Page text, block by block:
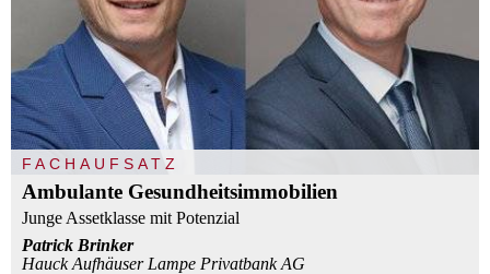
FACHAUFSATZ
Ambulante Gesundheitsimmobilien
Junge Assetklasse mit Potenzial
Patrick Brinker
Hauck Aufhäuser Lampe Privatbank AG